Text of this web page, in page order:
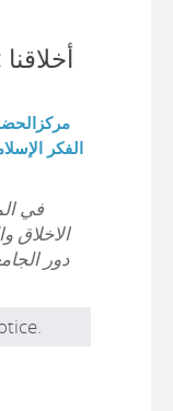
الفكر
في
الاخلاق
دور